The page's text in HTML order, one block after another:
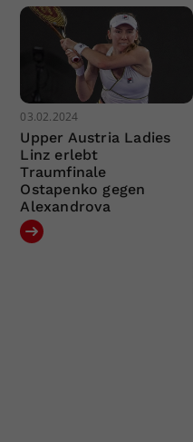
03.02.2024
Upper Austria Ladies
Linz erlebt
Traumfinale
Ostapenko gegen
Alexandrova